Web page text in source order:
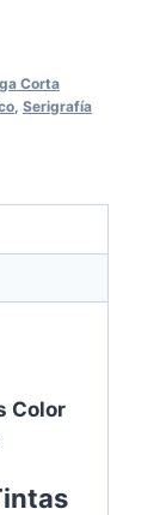
Corta
, Serigrafía
Color